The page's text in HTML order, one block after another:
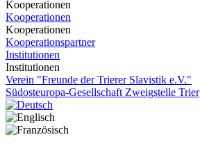
Kooperationen
Kooperationen
Kooperationen
Kooperationspartner
Institutionen
Institutionen
Verein "Freunde der Trierer Slavistik e.V."
Südosteuropa-Gesellschaft Zweigstelle Trier